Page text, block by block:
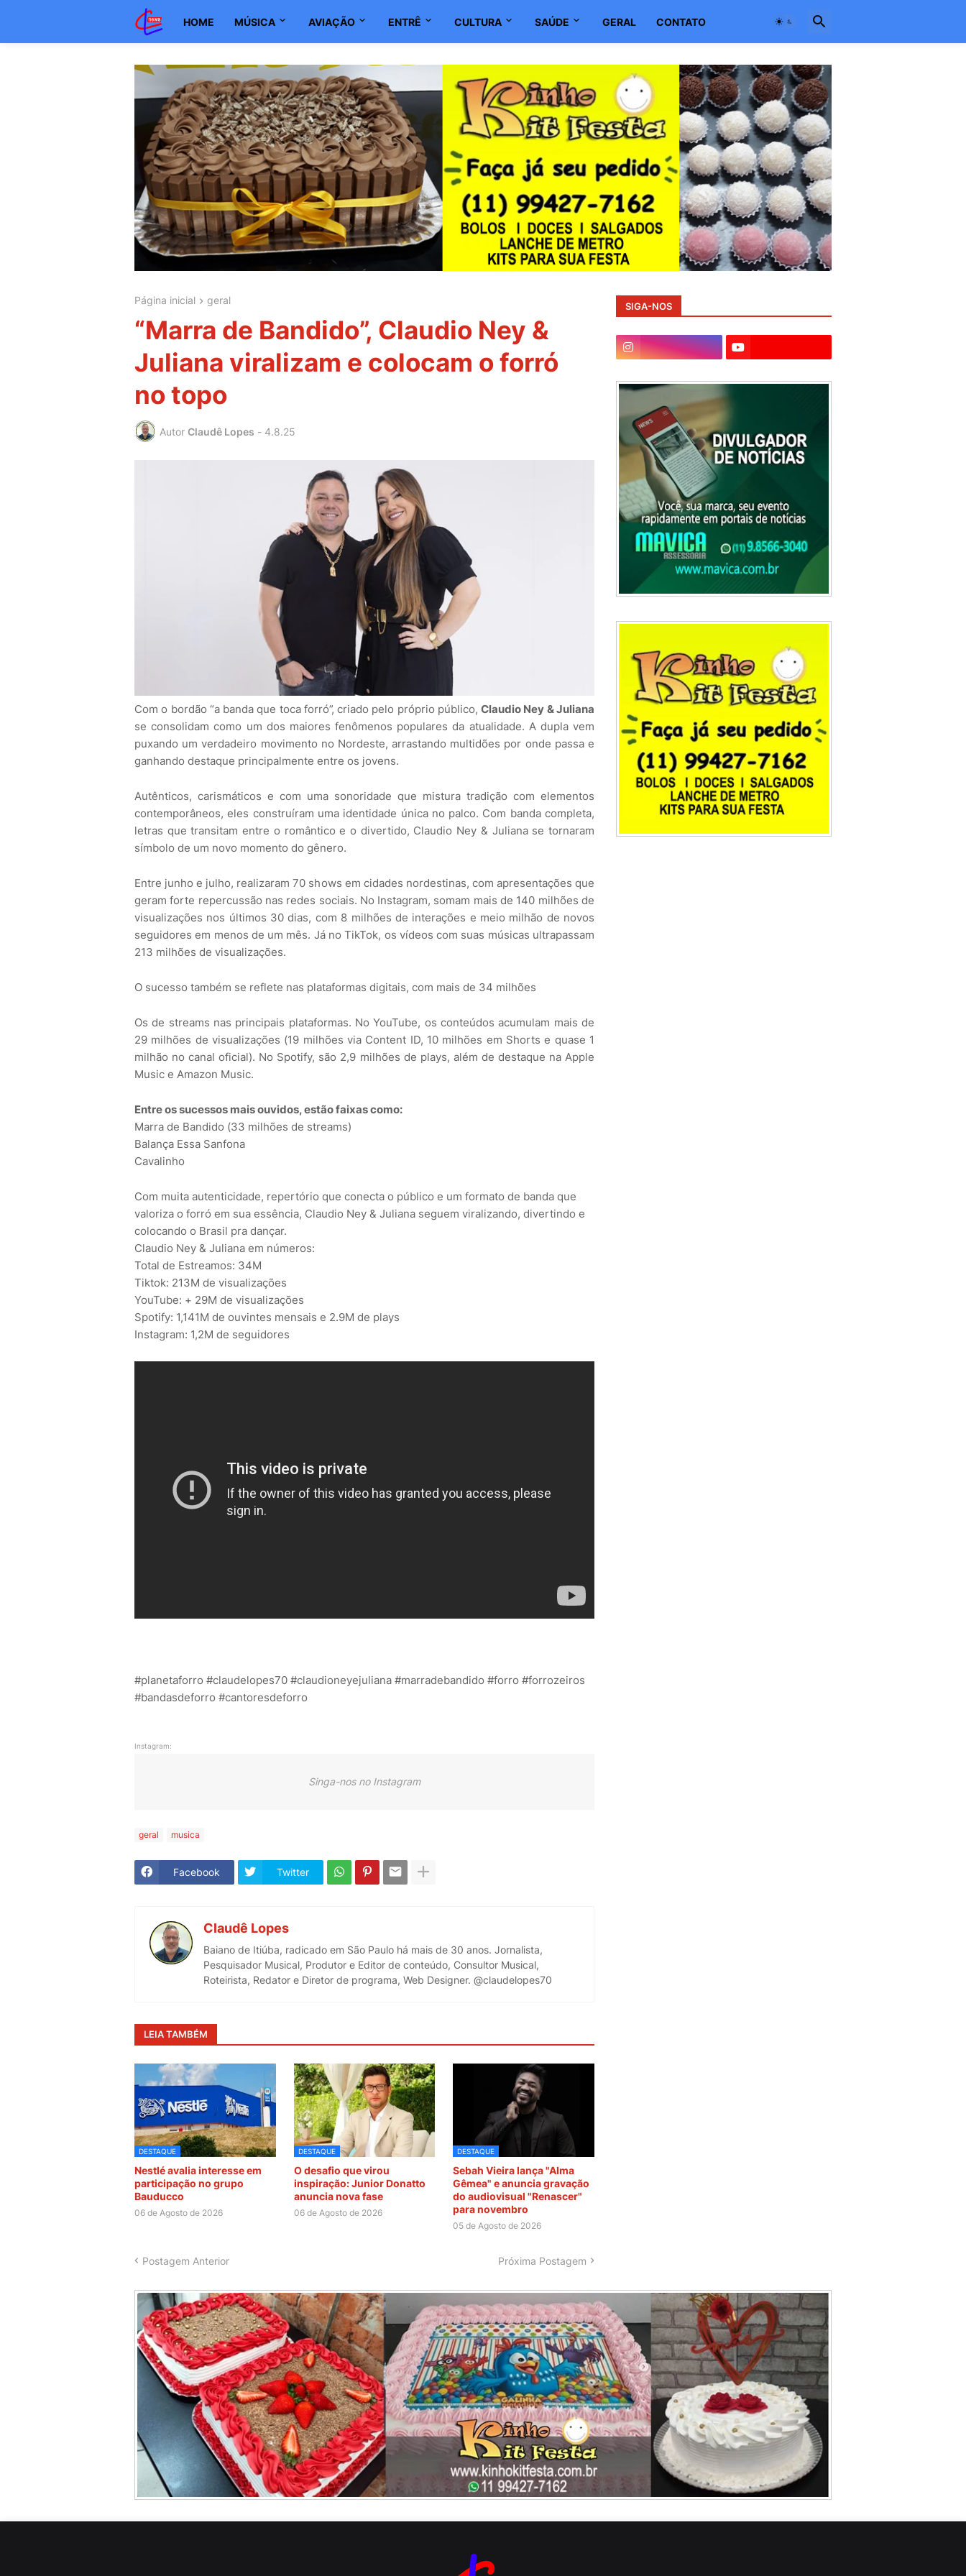
HOME MÚSICA AVIAÇÃO ENTRÊ CULTURA SAÚDE GERAL CONTATO
Página inicial geral
“Marra de Bandido”, Claudio Ney &
Juliana viralizam e colocam o forró
no topo
Autor Claudê Lopes - 4.8.25
Com o bordão “a banda que toca forró”, criado pelo próprio público,Claudio Ney & Juliana
se consolidam como um dos maiores fenômenos populares da atualidade. A dupla vem
puxando um verdadeiro movimento no Nordeste, arrastando multidões por onde passa e
ganhando destaque principalmente entre os jovens.
Autênticos, carismáticos e com uma sonoridade que mistura tradição com elementos
contemporâneos, eles construíram uma identidade única no palco. Com banda completa,
letras que transitam entre o romântico e o divertido, Claudio Ney & Juliana se tornaram
símbolo de um novo momento do gênero.
Entre junho e julho, realizaram 70 shows em cidades nordestinas, com apresentações que
geram forte repercussão nas redes sociais. No Instagram, somam mais de 140 milhões de
visualizações nos últimos 30 dias, com 8 milhões de interações e meio milhão de novos
seguidores em menos de um mês. Já no TikTok, os vídeos com suas músicas ultrapassam
213 milhões de visualizações.
O sucesso também se reflete nas plataformas digitais, com mais de 34 milhões
Os de streams nas principais plataformas. No YouTube, os conteúdos acumulam mais de
29 milhões de visualizações (19 milhões via Content ID, 10 milhões em Shorts e quase 1
milhão no canal oficial). No Spotify, são 2,9 milhões de plays, além de destaque na Apple
Music e Amazon Music.
Entre os sucessos mais ouvidos, estão faixas como:
Marra de Bandido (33 milhões de streams)
Balança Essa Sanfona
Cavalinho
Com muita autenticidade, repertório que conecta o público e um formato de banda que
valoriza o forró em sua essência, Claudio Ney & Juliana seguem viralizando, divertindo e
colocando o Brasil pra dançar.
Claudio Ney & Juliana em números:
Total de Estreamos: 34M
Tiktok: 213M de visualizações
YouTube: + 29M de visualizações
Spotify: 1,141M de ouvintes mensais e 2.9M de plays
Instagram: 1,2M de seguidores
#planetaforro #claudelopes70 #claudioneyejuliana #marradebandido #forro #forrozeiros
#bandasdeforro #cantoresdeforro
Instagram:
Singa-nos no Instagram
geral musica
Facebook Twitter
Claudê Lopes
Baiano de Itiúba, radicado em São Paulo há mais de 30 anos. Jornalista,
Pesquisador Musical, Produtor e Editor de conteúdo, Consultor Musical,
Roteirista, Redator e Diretor de programa, Web Designer. @claudelopes70
LEIA TAMBÉM
DESTAQUE
Nestlé avalia interesse em
participação no grupo
Bauducco
06 de Agosto de 2026
DESTAQUE
O desafio que virou
inspiração: Junior Donatto
anuncia nova fase
06 de Agosto de 2026
DESTAQUE
Sebah Vieira lança "Alma
Gêmea" e anuncia gravação
do audiovisual "Renascer"
para novembro
05 de Agosto de 2026
Postagem Anterior Próxima Postagem
SIGA-NOS